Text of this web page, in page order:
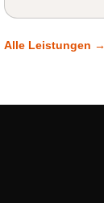
Alle Leistungen →